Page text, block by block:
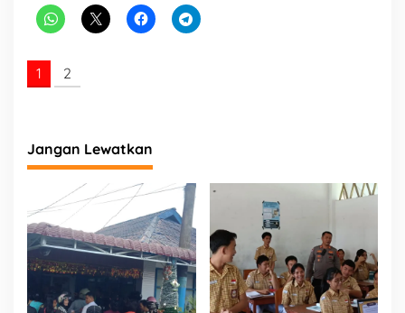
1 2
Jangan Lewatkan